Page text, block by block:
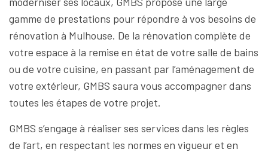
gamme de prestations pour répondre à vos besoins de
rénovation à Mulhouse. De la rénovation complète de
votre espace à la remise en état de votre salle de bains
ou de votre cuisine, en passant par l’aménagement de
votre extérieur, GMBS saura vous accompagner dans
toutes les étapes de votre projet.
GMBS s’engage à réaliser ses services dans les règles
de l’art, en respectant les normes en vigueur et en